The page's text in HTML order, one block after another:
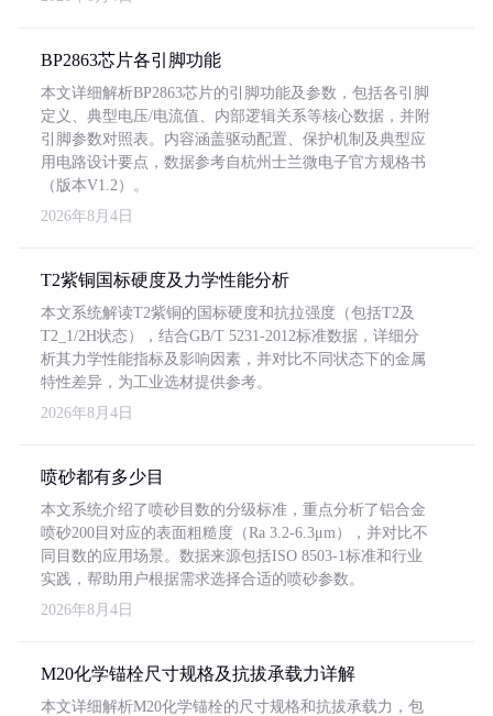
BP2863芯片各引脚功能
本文详细解析BP2863芯片的引脚功能及参数，包括各引脚
定义、典型电压/电流值、内部逻辑关系等核心数据，并附
引脚参数对照表。内容涵盖驱动配置、保护机制及典型应
用电路设计要点，数据参考自杭州士兰微电子官方规格书
（版本V1.2）。
2026年8月4日
T2紫铜国标硬度及力学性能分析
本文系统解读T2紫铜的国标硬度和抗拉强度（包括T2及
T2_1/2H状态），结合GB/T 5231-2012标准数据，详细分
析其力学性能指标及影响因素，并对比不同状态下的金属
特性差异，为工业选材提供参考。
2026年8月4日
喷砂都有多少目
本文系统介绍了喷砂目数的分级标准，重点分析了铝合金
喷砂200目对应的表面粗糙度（Ra 3.2-6.3μm），并对比不
同目数的应用场景。数据来源包括ISO 8503-1标准和行业
实践，帮助用户根据需求选择合适的喷砂参数。
2026年8月4日
M20化学锚栓尺寸规格及抗拔承载力详解
本文详细解析M20化学锚栓的尺寸规格和抗拔承载力，包